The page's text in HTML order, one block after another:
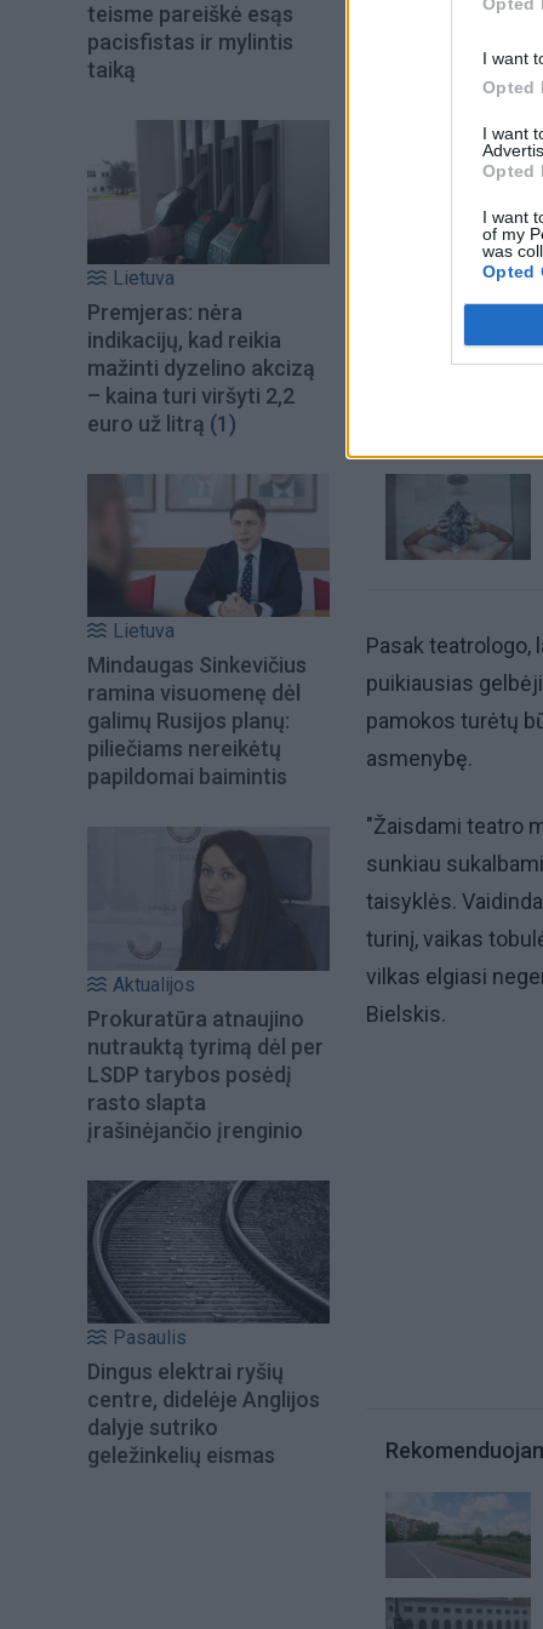
I want
Opted
I want
Opted
I want
of my
was
Opted
teisme pareiškė esąs
pacisfistas ir mylintis
taiką
Lietuva
Premjeras: nėra
indikacijų, kad reikia
mažinti dyzelino akcizą
– kaina turi viršyti 2,2
euro už litrą (1)
Lietuva
Mindaugas Sinkevičius
ramina visuomenę dėl
galimų Rusijos planų:
piliečiams nereikėtų
papildomai baimintis
Aktualijos
Prokuratūra atnaujino
nutrauktą tyrimą dėl per
LSDP tarybos posėdį
rasto slapta
įrašinėjančio įrenginio
Pasaulis
Dingus elektrai ryšių
centre, didelėje Anglijos
dalyje sutriko
geležinkelių eismas
Šiuo metu
Pasak teatrologo,
puikiausias
pamokos turėtų
asmenybę.
"Žaisdami teatro
sunkiau
taisyklės.
turinį, vaikas
vilkas elgiasi
Bielskis.